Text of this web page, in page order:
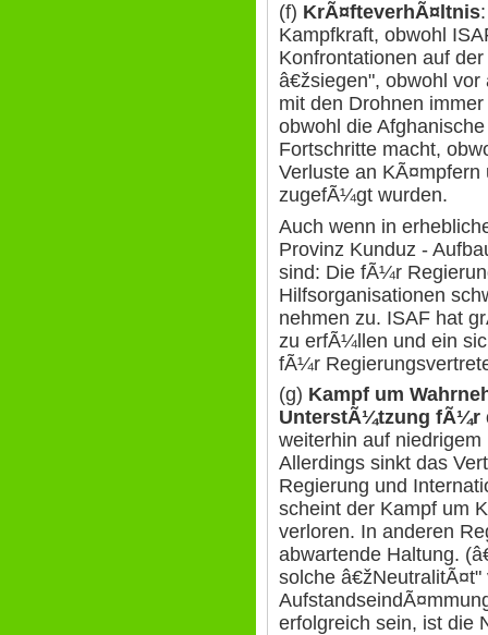
(f) KrÃ¤fteverhÃ¤ltnis
Kampfkraft, obwohl
Konfrontationen auf
â€žsiegen", obwohl
mit den Drohnen
obwohl die
Fortschritte macht,
Verluste an
zugefÃ¼gt wurden.
Auch wenn in
Provinz Kunduz -
sind: Die fÃ¼r
Hilfsorganisationen
nehmen zu. ISAF hat
zu erfÃ¼llen und ein
fÃ¼r
(g) Kampf um
UnterstÃ¼tzung fÃ¼r
weiterhin auf
Allerdings sinkt das
Regierung und
scheint der Kampf um
verloren. In anderen
abwartende Haltung.
solche
erfolgreich sein, ist die